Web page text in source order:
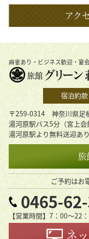
アク
麻雀あり・ビジネス歓迎・宴
宿泊約款
〒259-0314 神奈川県足
湯河原駅バス5分（宮上
湯河原駅より無料送迎あり
旅
ご予約はお
0465-
【営業時間】7：00〜22
ネ